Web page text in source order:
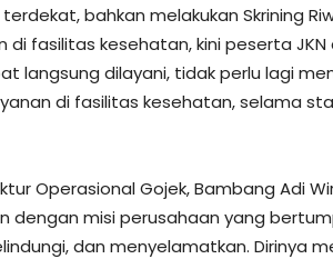
bahkan melakukan Skrining
di fasilitas kesehatan, kini peserta JKN
langsung dilayani, tidak perlu lagi
di fasilitas kesehatan, selama
Operasional Gojek, Bambang Adi
dengan misi perusahaan yang
dan menyelamatkan. Dirinya